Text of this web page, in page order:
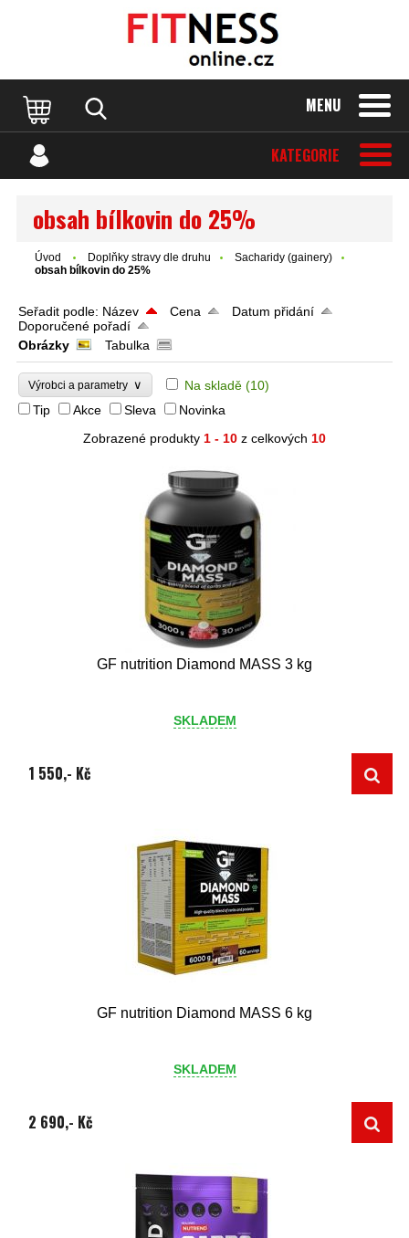
MENU
KATEGORIE
obsah bílkovin do 25%
Úvod Doplňky stravy dle druhu
Sacharidy (gainery)
obsah bílkovin do 25%
Seřadit podle: Název Cena
Datum přidání
Doporučené pořadí
Obrázky
Tabulka
Výrobci a parametry ∨ Na skladě (10)
Tip
Akce Sleva
Novinka
Zobrazené produkty 1 - 10 z celkových 10
GF nutrition Diamond MASS 3 kg
SKLADEM
1 550,- Kč
GF nutrition Diamond MASS 6 kg
SKLADEM
2 690,- Kč